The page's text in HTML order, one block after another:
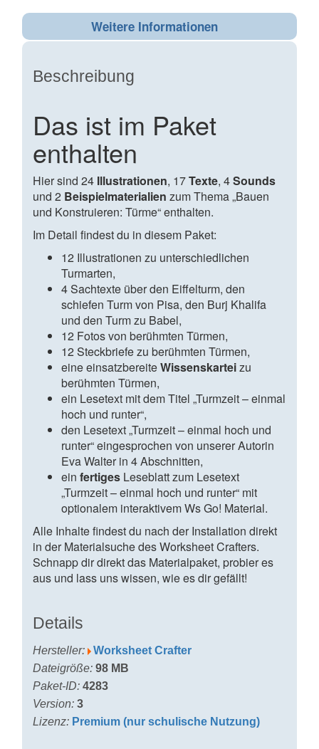
Weitere Informationen
Beschreibung
Das ist im Paket
enthalten
Hier sind 24 Illustrationen, 17Texte, 4Sounds
und 2 Beispielmaterialien zum Thema „Bauen
und Konstruieren: Türme“ enthalten.
Im Detail findest du in diesem Paket:
12 Illustrationen zu unterschiedlichen
Turmarten,
4 Sachtexte über den Eiffelturm, den
schiefen Turm von Pisa, den Burj Khalifa
und den Turm zu Babel,
12 Fotos von berühmten Türmen,
12 Steckbriefe zu berühmten Türmen,
eine einsatzbereiteWissenskarteizu
berühmten Türmen,
ein Lesetext mit dem Titel „Turmzeit – einmal
hoch und runter“,
den Lesetext „Turmzeit – einmal hoch und
runter“ eingesprochen von unserer Autorin
Eva Walter in 4 Abschnitten,
einfertiges Leseblatt zum Lesetext
„Turmzeit – einmal hoch und runter“ mit
optionalem interaktivem Ws Go! Material.
Alle Inhalte findest du nach der Installation direkt
in der Materialsuche des Worksheet Crafters.
Schnapp dir direkt das Materialpaket, probier es
aus und lass uns wissen, wie es dir gefällt!
Details
Hersteller: Worksheet Crafter
Dateigröße:98 MB
Paket-ID:4283
Version:3
Lizenz: Premium (nur schulische Nutzung)